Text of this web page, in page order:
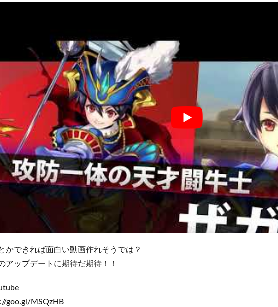
かできれば面白い動画作れそうでは？
アップデートに期待だ期待！！
goo.gl/MSQzHB